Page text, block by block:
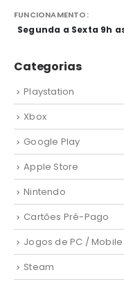
FUNCIONAMENTO:
Segunda a Sexta 9h
Categorias
Playstation
Xbox
Google Play
Apple Store
Nintendo
Cartões Pré-Pago
Jogos de PC / Mobile
Steam